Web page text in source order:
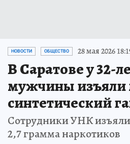
НОВОСТИ ОБЩЕСТВО 28 мая 2026
В Саратове у 32-
мужчины изъяли
синтетический
Сотрудники УНК изъяли
2,7 грамма наркотиков